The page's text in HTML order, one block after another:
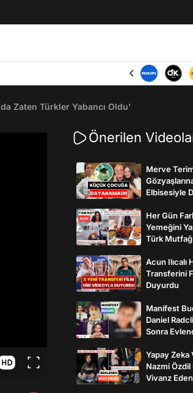
Zaten Türkler Yabancı Oldu'
Önerilen
Merve
Elbisesiyle
Her Gün
Yemeğini
Türk
Acun Ilıcalı
Transferini
Duyurdu
Manifest
Daniel
Sonra
Yapay Zeka
Nazmi
Vivanz